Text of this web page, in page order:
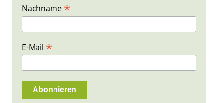
Nachname *
E-Mail *